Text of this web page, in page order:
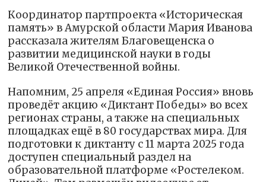
Координатор партпроекта «Историческая
память» в Амурской области Мария Иванова
рассказала жителям Благовещенска о
развитии медицинской науки в годы
Великой Отечественной войны.
Напомним, 25 апреля «Единая Россия» вновь
проведёт акцию «Диктант Победы» во всех
регионах страны, а также на специальных
площадках ещё в 80 государствах мира. Для
подготовки к диктанту с 11 марта 2025 года
доступен специальный раздел на
образовательной платформе «Ростелеком.